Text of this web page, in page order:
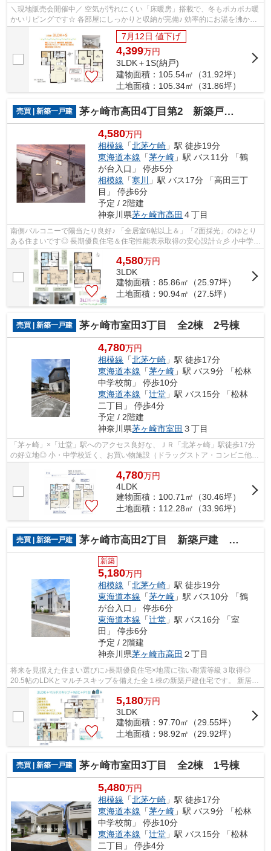
＼現地販売会開催中／ 空気が汚れにくい「床暖房」搭載で、冬もポカポカ暖
かいリビングです☆ 各部屋にしっかりと収納が完備♪ 効率的にお湯を沸かせ
る「エコジョーズ」標準装備で光熱費...
7月12日 値下げ
4,399万円
3LDK＋1S(納戸)
建物面積：105.54㎡（31.92坪）
土地面積：105.34㎡（31.86坪）
売買 | 新築一戸建 茅ヶ崎市高田4丁目第2 新築戸建 全1棟
4,580万円
相模線 「北茅ケ崎 」駅 徒歩19分
東海道本線 「茅ケ崎 」駅 バス11分 「鶴
が台入口」 停歩5分
相模線 「寒川 」駅 バス17分 「高田三丁
目」 停歩6分
予定 / 2階建
神奈川県茅ヶ崎市高田 ４丁目
南側バルコニーで陽当たり良好♪ 「全居室6帖以上＆」「2面採光」のゆとり
ある住まいです◎ 長期優良住宅＆住宅性能表示取得の安心設計☆彡 小中学校
が徒歩10分圏内で子育て世帯にもおす...
4,580万円
3LDK
建物面積：85.86㎡（25.97坪）
土地面積：90.94㎡（27.5坪）
売買 | 新築一戸建 茅ヶ崎市室田3丁目 全2棟 2号棟
4,780万円
相模線 「北茅ケ崎 」駅 徒歩17分
東海道本線 「茅ケ崎 」駅 バス9分 「松林
中学校前」 停歩10分
東海道本線 「辻堂 」駅 バス15分 「松林
二丁目」 停歩4分
予定 / 2階建
神奈川県茅ヶ崎市室田 ３丁目
「茅ヶ崎」×「辻堂」駅へのアクセス良好な、ＪＲ「北茅ヶ崎」駅徒歩17分
の好立地◎ 小・中学校近く、お買い物施設（ドラッグストア・コンビニ他）
4,780万円
4LDK
建物面積：100.71㎡（30.46坪）
土地面積：112.28㎡（33.96坪）
売買 | 新築一戸建 茅ヶ崎市高田2丁目 新築戸建 全1棟
新築
5,180万円
相模線 「北茅ケ崎 」駅 徒歩19分
東海道本線 「茅ケ崎 」駅 バス10分 「鶴
が台入口」 停歩6分
東海道本線 「辻堂 」駅 バス16分 「室
田」 停歩6分
予定 / 2階建
神奈川県茅ヶ崎市高田 ２丁目
将来を見据えた住まい選びに♪長期優良住宅×地震に強い耐震等級３取得◎
20.5帖のLDKとマルチスキップを備えた全１棟の新築戸建住宅です。 新居に
いかがでしょうか。まずはお気軽に資料...
5,180万円
3LDK
建物面積：97.70㎡（29.55坪）
土地面積：98.92㎡（29.92坪）
売買 | 新築一戸建 茅ヶ崎市室田3丁目 全2棟 1号棟
5,480万円
相模線 「北茅ケ崎 」駅 徒歩17分
東海道本線 「茅ケ崎 」駅 バス9分 「松林
中学校前」 停歩10分
東海道本線 「辻堂 」駅 バス15分 「松林
二丁目」 停歩4分